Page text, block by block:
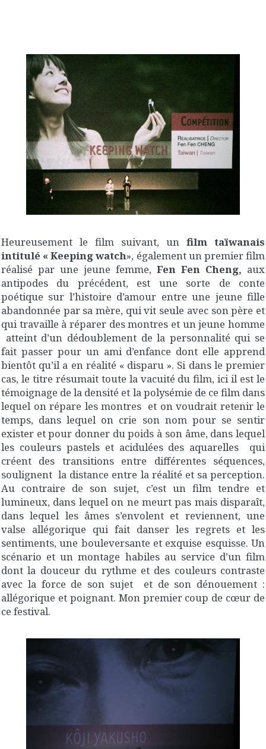
Heureusement le film suivant, un film taïwanais
intitulé « Keeping watch», également un premier film
réalisé par une jeune femme, Fen Fen Cheng, aux
antipodes du précédent, est une sorte de conte
poétique sur l’histoire d’amour entre une jeune fille
abandonnée par sa mère, qui vit seule avec son père et
qui travaille à réparer des montres et un jeune homme
atteint d’un dédoublement de la personnalité qui se
fait passer pour un ami d’enfance dont elle apprend
bientôt qu’il a en réalité « disparu ». Si dans le premier
cas, le titre résumait toute la vacuité du film, ici il est le
témoignage de la densité et la polysémie de ce film dans
lequel on répare les montres et on voudrait retenir le
temps, dans lequel on crie son nom pour se sentir
exister et pour donner du poids à son âme, dans lequel
les couleurs pastels et acidulées des aquarelles qui
créent des transitions entre différentes séquences,
soulignent la distance entre la réalité et sa perception.
Au contraire de son sujet, c’est un film tendre et
lumineux, dans lequel on ne meurt pas mais disparaît,
dans lequel les âmes s’envolent et reviennent, une
valse allégorique qui fait danser les regrets et les
sentiments, une bouleversante et exquise esquisse. Un
scénario et un montage habiles au service d’un film
dont la douceur du rythme et des couleurs contraste
avec la force de son sujet et de son dénouement :
allégorique et poignant. Mon premier coup de cœur de
ce festival.